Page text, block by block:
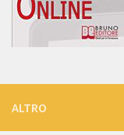
ALTRO